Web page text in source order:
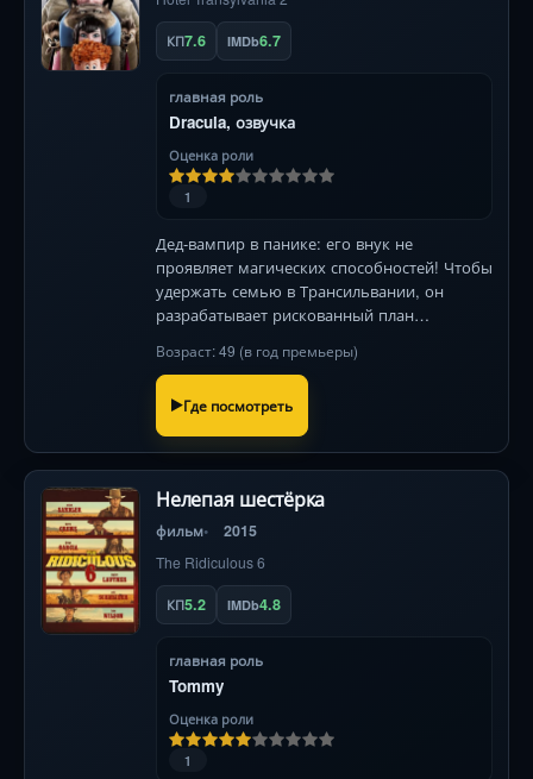
КП7.6 IMDb6.7
главная роль
Dracula, озвучка
Оценка роли
1
Дед-вампир в панике: его внук не
проявляет магических способностей! Чтобы
удержать семью в Трансильвании, он
разрабатывает рискованный план
последствия непредсказуемы…
Возраст: 49 (в год премьеры)
Где посмотреть
Нелепая шестёрка
фильм 2015
The Ridiculous 6
КП5.2 IMDb4.8
главная роль
Tommy
Оценка роли
1